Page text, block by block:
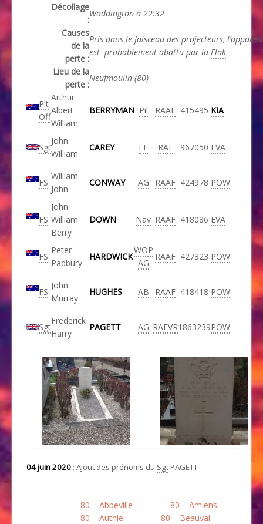
Décollage
:
Waddington à 22:32
Causes
de la
perte :
Pris dans le faisceau des projecteurs, l’appareil
est probablement abattu par la Flak
Lieu de la
perte :
Neufmoulin (80)
Plt
Off
Arthur
Albert
William
BERRYMAN Pil RAAF 415495 KIA
Sgt
John
William
CAREY FE RAF 967050 EVA
FS
William
John
CONWAY AG RAAF 424978 POW
FS
John
William
Berry
DOWN Nav RAAF 418086 EVA
FS
Peter
Padbury
HARDWICK
WOP
AG
RAAF 427323 POW
FS
John
Murray
HUGHES AB RAAF 418418 POW
Sgt
Frederick
Harry
PAGETT AG RAFVR1863239POW
04 juin 2020 : Ajout des prénoms du SgtPAGETT
80 – Abbeville
80 – Amiens
80 – Authie
80 – Beauval